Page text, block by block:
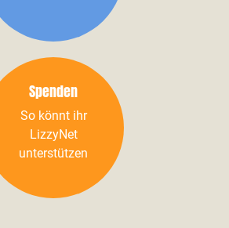
Spenden
So könnt ihr
LizzyNet
unterstützen